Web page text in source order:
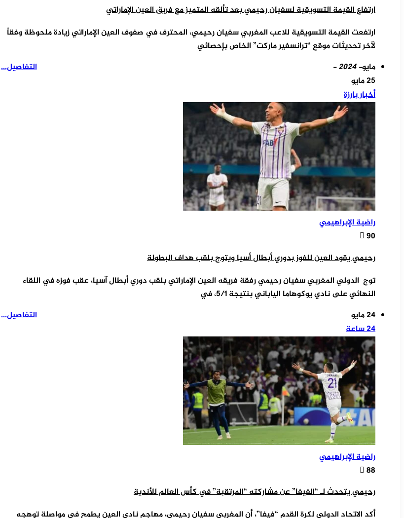
ارتفاع القيمة التسويقية لسفيان رحيمي بعد تألقه المتميز مع فريق العين الإماراتي
ارتفعت القيمة التسويقية للاعب المغربي سفيان رحيمي، المحترف في صفوف العين الإماراتي زيادة ملحوظة وفقاً
لآخر تحديثات موقع “ترانسفير ماركت” الخاص بإحصائي
التفاصيل...
مايو- 2024 -
25 مايو
أخبار بارزة
راضية الإبراهيمي
90
رحيمي يقود العين للفوز بدوري أبطال أسيا ويتوج بلقب هداف البطولة
توج الدولي المغربي سفيان رحيمي رفقة فريقه العين الإماراتي بلقب دوري أبطال آسيا، عقب فوزه في اللقاء
النهائي على نادي يوكوهاما الياباني بنتيجة 5/1، في
التفاصيل...
24 مايو
24 ساعة
راضية الإبراهيمي
88
رحيمي يتحدث لـ “الفيفا” عن مشاركته “المرتقبة” في كأس العالم للأندية
أكد الاتحاد الدولي لكرة القدم “فيفا”، أن المغربي سفيان رحيمي، مهاجم نادي العين يطمح في مواصلة توهجه